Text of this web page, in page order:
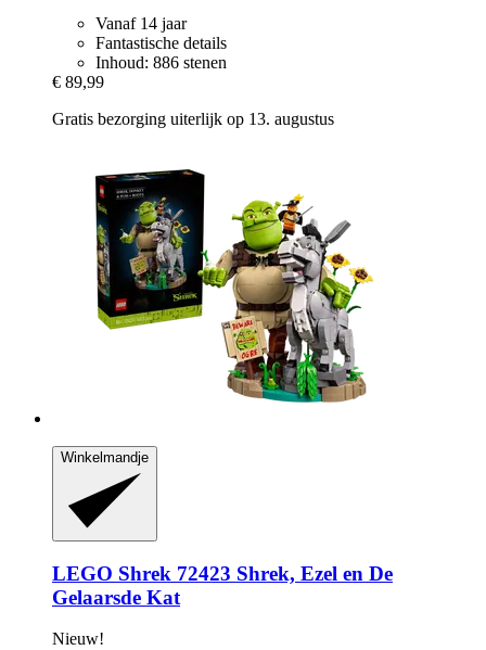
Vanaf 14 jaar
Fantastische details
Inhoud: 886 stenen
€ 89,99
Gratis bezorging uiterlijk op 13. augustus
Winkelmandje
LEGO Shrek 72423 Shrek, Ezel en De
Gelaarsde Kat
Nieuw!